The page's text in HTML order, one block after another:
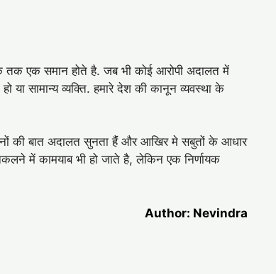
तक एक समान होते है. जब भी कोई आरोपी अदालत में
या सामान्य व्यक्ति. हमारे देश की कानून व्यवस्था के
की बात अदालत सुनता हैंं और आखिर मे सबुतों के आधार
में कामयाब भी हो जाते है, लेकिन एक निर्णायक
Author: Nevindra